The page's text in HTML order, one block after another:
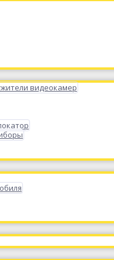
видеокамер